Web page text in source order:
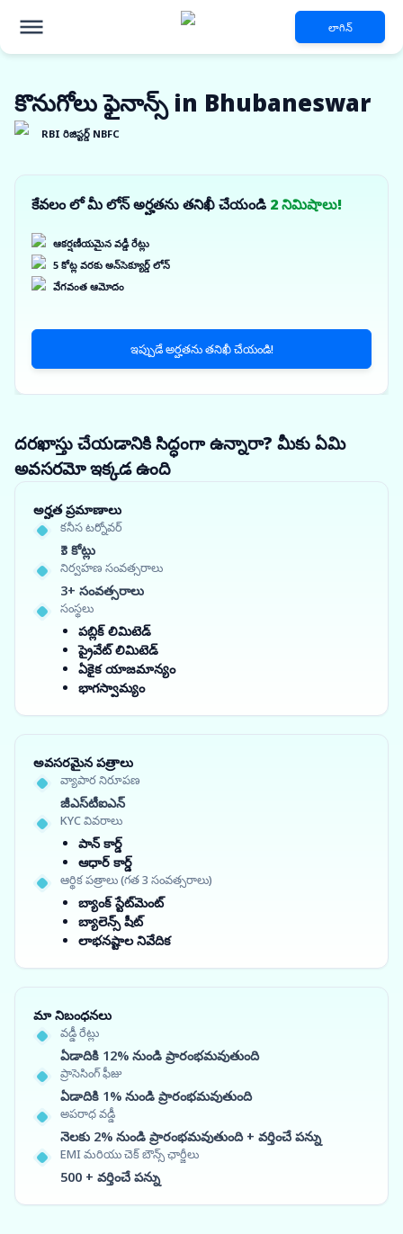
లాగిన్
కొనుగోలు ఫైనాన్స్ in Bhubaneswar
RBI రిజిస్టర్డ్ NBFC
కేవలం లో మీ లోన్ అర్హతను తనిఖీ చేయండి 2 నిమిషాలు!
ఆకర్షణీయమైన వడ్డీ రేట్లు
5 కోట్ల వరకు అన్‌సెక్యూర్డ్ లోన్
వేగవంత ఆమోదం
ఇప్పుడే అర్హతను తనిఖీ చేయండి!
దరఖాస్తు చేయడానికి సిద్ధంగా ఉన్నారా? మీకు ఏమి
అవసరమో ఇక్కడ ఉంది
అర్హత ప్రమాణాలు
కనీస టర్నోవర్
₹3 కోట్లు
నిర్వహణ సంవత్సరాలు
3+ సంవత్సరాలు
సంస్థలు
పబ్లిక్ లిమిటెడ్
ప్రైవేట్ లిమిటెడ్
ఏకైక యాజమాన్యం
భాగస్వామ్యం
అవసరమైన పత్రాలు
వ్యాపార నిరూపణ
జీఎస్‌టీఐఎన్
KYC వివరాలు
పాన్ కార్డ్
ఆధార్ కార్డ్
ఆర్థిక పత్రాలు (గత 3 సంవత్సరాలు)
బ్యాంక్ స్టేట్‌మెంట్
బ్యాలెన్స్ షీట్
లాభనష్టాల నివేదిక
మా నిబంధనలు
వడ్డీ రేట్లు
ఏడాదికి 12% నుండి ప్రారంభమవుతుంది
ప్రాసెసింగ్ ఫీజు
ఏడాదికి 1% నుండి ప్రారంభమవుతుంది
అపరాధ వడ్డీ
నెలకు 2% నుండి ప్రారంభమవుతుంది + వర్తించే పన్ను
EMI మరియు చెక్ బౌన్స్ ఛార్జీలు
500 + వర్తించే పన్ను